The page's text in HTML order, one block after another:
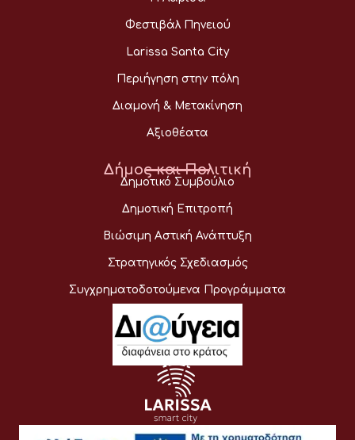
Φεστιβάλ Πηνειού
Larissa Santa City
Περιήγηση στην πόλη
Διαμονή & Μετακίνηση
Αξιοθέατα
Δήμος και Πολιτική
Δημοτικό Συμβούλιο
Δημοτική Επιτροπή
Βιώσιμη Αστική Ανάπτυξη
Στρατηγικός Σχεδιασμός
Συγχρηματοδοτούμενα Προγράμματα